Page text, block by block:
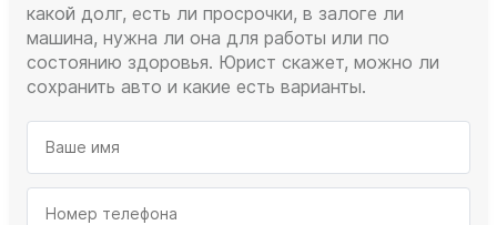
какой долг, есть ли просрочки, в залоге ли
машина, нужна ли она для работы или по
состоянию здоровья. Юрист скажет, можно ли
сохранить авто и какие есть варианты.